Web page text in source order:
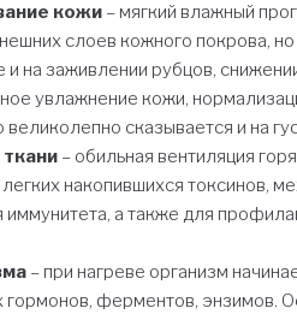
кожи – мягкий влажный
слоев кожного покрова, но
и на заживлении рубцов,
увлажнение кожи,
сказывается и на
– обильная вентиляция
накопившихся токсинов,
а также для
– при нагреве организм
ферментов, энзимов.